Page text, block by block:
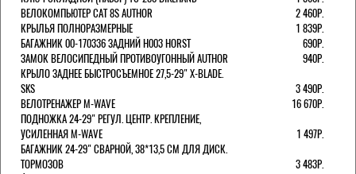
ВЕЛОКОМПЬЮТЕР CAT 8S AUTHOR
2 460Р.
КРЫЛЬЯ ПОЛНОРАЗМЕРНЫЕ
1 839Р.
БАГАЖНИК 00-170336 ЗАДНИЙ H003 HORST
690Р.
ЗАМОК ВЕЛОСИПЕДНЫЙ ПРОТИВОУГОННЫЙ AUTHOR
940Р.
КРЫЛО ЗАДНЕЕ БЫСТРОСЪЕМНОЕ 27,5-29" X-BLADE.
SKS
3 490Р.
ВЕЛОТРЕНАЖЕР M-WAVE
16 670Р.
ПОДНОЖКА 24-29" РЕГУЛ. ЦЕНТР. КРЕПЛЕНИЕ,
УСИЛЕННАЯ M-WAVE
1 497Р.
БАГАЖНИК 24-29" СВАРНОЙ, 38*13,5 СМ ДЛЯ ДИСК.
ТОРМОЗОВ
3 483Р.